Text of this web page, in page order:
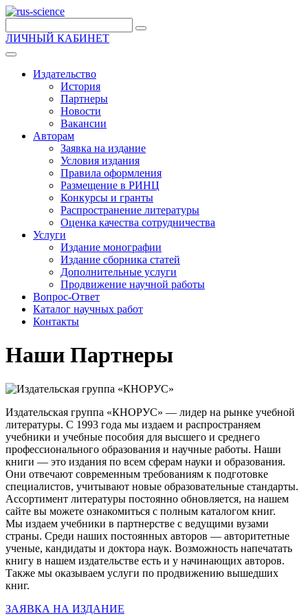
ЛИЧНЫЙ КАБИНЕТ
Издательство
История
Партнеры
Новости
Вакансии
Авторам
Заявка на издание
Условия издания
Правила оформления
Размещение в РИНЦ
Конкурсы и гранты
Распространение литературы
Оценка качества сотрудничества
Услуги
Издание монографии
Издание сборника статей
Дополнительные услуги
Продвижение научной работы
Вопрос-Ответ
Каталог научных работ
Контакты
Наши Партнеры
Издательская группа «КНОРУС» — лидер на рынке учебной
литературы. С 1993 года мы издаем и распространяем
учебники и учебные пособия для высшего и среднего
профессионального образования и научные работы. Наши
книги — это издания по всем сферам науки и образования.
Они отвечают современным требованиям к подготовке
специалистов, учитывают новые образовательные стандарты.
Ассортимент литературы постоянно обновляется, на нашем
сайте вы можете ознакомиться с полным каталогом книг.
Мы издаем учебники в партнерстве с ведущими вузами
страны. Среди наших постоянных авторов — авторитетные
ученые, кандидаты и доктора наук. Возможность напечатать
книгу в нашем издательстве есть и у начинающих авторов.
Также мы оказываем услуги по продвижению вышедших
книг.
ЗАЯВКА НА ИЗДАНИЕ